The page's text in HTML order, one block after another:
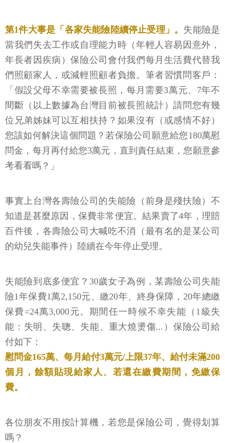
第1件大事是「各家失能險陸續停止受理」。 失能險是
當我們失去工作或自理能力時（年輕人容易因意外，
年長者因疾病）保險公司會付我們每月生活費代替我
們照顧家人，或減輕照顧者負擔。筆者習慣問客戶：
「假設父母不幸需要被長照，每月需要3萬元、7年不
間斷（以上數據為台灣目前被長照統計）請問您有幾
位兄弟姊妹可以互相扶持？如果沒有（或感情不好）
您該如何解決這個問題？若保險公司願意給您180萬慰
問金，每月再付給您3萬元，直到責任結束，您願意參
考看看嗎？」
事實上台灣各壽險公司的失能險（前身是殘扶險）不
知道是甚麼原因，保費非常便宜。結果賣了4年，理賠
百件後，各壽險公司大喊吃不消（最有名的是某公司
的幼兒失能事件）陸續在今年停止受理。
失能險到底多便宜？30歲女子為例，某壽險公司失能
險1年保費1萬2,150元、繳20年、終身保障，20年總繳
保費=24萬3,000元。期間任一時候不幸失能（1級失
能：失明、失聰、失能、重大燒燙傷...）保險公司給
付如下：
慰問金165萬、每月給付3萬元/上限37年、給付未滿200
個月，餘額貼現給家人、若還在繳費期間，免繳保
費。
各位朋友不用按計算機，若您是保險公司，覺得划算
嗎？